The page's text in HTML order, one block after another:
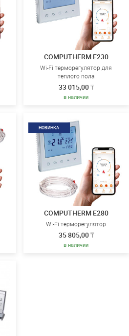
COMPUTHERM E230
Wi-Fi терморегулятор для
теплого пола
33 015,00 ₸
в наличии
НОВИНКА
COMPUTHERM E280
Wi-Fi терморегулятор
35 805,00 ₸
в наличии